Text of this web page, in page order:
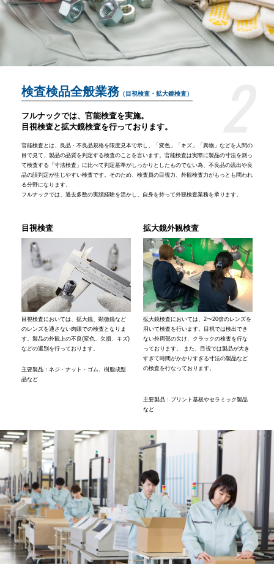
検査検品全般業務（⽬視検査・拡⼤鏡検査）
フルナックでは、官能検査を実施。
⽬視検査と拡⼤鏡検査を⾏っております。
官能検査とは、良品・不良品規格を限度⾒本で⽰し、「変⾊」「キズ」「異物」などを⼈間の
⽬で⾒て、製品の品質を判定する検査のことを⾔います。官能検査は実際に製品の⼨法を測っ
て検査する「⼨法検査」に⽐べて判定基準がしっかりとしたものでない為、不良品の流出や良
品の誤判定が⽣じやすい検査です。そのため、検査員の⽬視⼒、外観検査⼒がもっとも問われ
る分野になります。
フルナックでは、過去多数の実績経験を活かし、⾃⾝を持って外観検査業務を承ります。
⽬視検査
⽬視検査においては、拡⼤鏡、顕微鏡など
のレンズを通さない⾁眼での検査となりま
す。製品の外観上の不良(変⾊、⽋損、キズ)
などの選別を行っております。
主要製品：ネジ・ナット・ゴム、樹脂成型
品など
拡⼤鏡外観検査
拡⼤鏡検査においては、2〜20倍のレンズを
⽤いて検査を⾏います。⽬視では検出でき
ない外周部の⽋け、クラックの検査を⾏な
っております。 また、⽬視では製品が⼤き
すぎて時間がかかりすぎる⼨法の製品など
の検査を⾏なっております。
主要製品：プリント基板やセラミック製品
など